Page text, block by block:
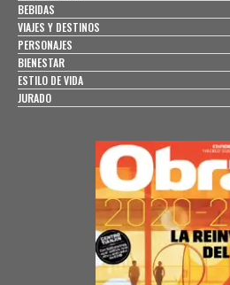
BEBIDAS
VIAJES Y DESTINOS
PERSONAJES
BIENESTAR
ESTILO DE VIDA
JURADO